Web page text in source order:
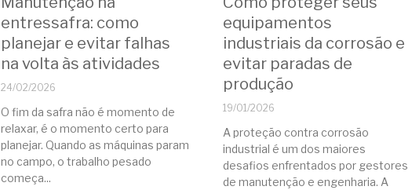
entressafra: como
planejar e evitar falhas
na volta às atividades
24/02/2026
O fim da safra não é momento de
relaxar, é o momento certo para
planejar. Quando as máquinas param
no campo, o trabalho pesado
começa
equipamentos
industriais da corrosão e
evitar paradas de
produção
19/01/2026
A proteção contra corrosão
industrial é um dos maiores
desafios enfrentados por gestores
de manutenção e engenharia. A